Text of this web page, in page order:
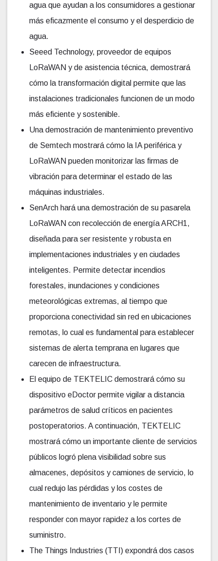
agua que ayudan a los consumidores a gestionar
más eficazmente el consumo y el desperdicio de
agua.
Seeed Technology, proveedor de equipos
LoRaWAN y de asistencia técnica, demostrará
cómo la transformación digital permite que las
instalaciones tradicionales funcionen de un modo
más eficiente y sostenible.
Una demostración de mantenimiento preventivo
de Semtech mostrará cómo la IA periférica y
LoRaWAN pueden monitorizar las firmas de
vibración para determinar el estado de las
máquinas industriales.
SenArch hará una demostración de su pasarela
LoRaWAN con recolección de energía ARCH1,
diseñada para ser resistente y robusta en
implementaciones industriales y en ciudades
inteligentes. Permite detectar incendios
forestales, inundaciones y condiciones
meteorológicas extremas, al tiempo que
proporciona conectividad sin red en ubicaciones
remotas, lo cual es fundamental para establecer
sistemas de alerta temprana en lugares que
carecen de infraestructura.
El equipo de TEKTELIC demostrará cómo su
dispositivo eDoctor permite vigilar a distancia
parámetros de salud críticos en pacientes
postoperatorios. A continuación, TEKTELIC
mostrará cómo un importante cliente de servicios
públicos logró plena visibilidad sobre sus
almacenes, depósitos y camiones de servicio, lo
cual redujo las pérdidas y los costes de
mantenimiento de inventario y le permite
responder con mayor rapidez a los cortes de
suministro.
The Things Industries (TTI) expondrá dos casos